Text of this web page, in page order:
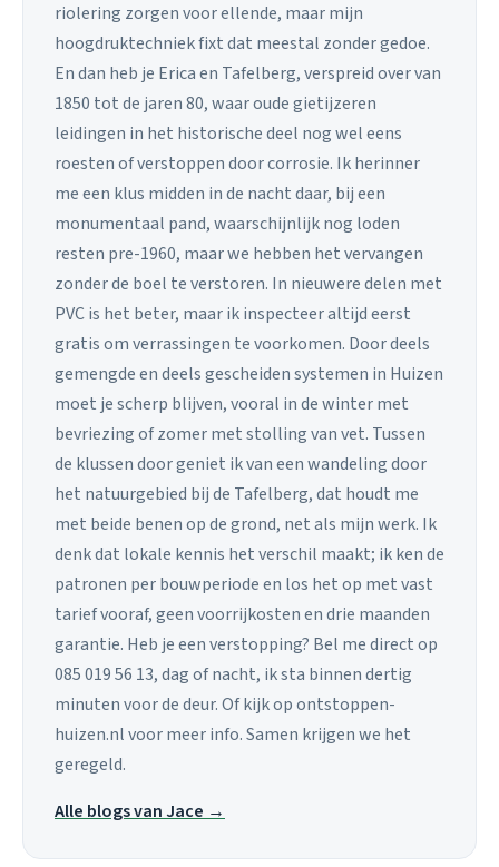
riolering zorgen voor ellende, maar mijn
hoogdruktechniek fixt dat meestal zonder gedoe.
En dan heb je Erica en Tafelberg, verspreid over van
1850 tot de jaren 80, waar oude gietijzeren
leidingen in het historische deel nog wel eens
roesten of verstoppen door corrosie. Ik herinner
me een klus midden in de nacht daar, bij een
monumentaal pand, waarschijnlijk nog loden
resten pre-1960, maar we hebben het vervangen
zonder de boel te verstoren. In nieuwere delen met
PVC is het beter, maar ik inspecteer altijd eerst
gratis om verrassingen te voorkomen. Door deels
gemengde en deels gescheiden systemen in Huizen
moet je scherp blijven, vooral in de winter met
bevriezing of zomer met stolling van vet. Tussen
de klussen door geniet ik van een wandeling door
het natuurgebied bij de Tafelberg, dat houdt me
met beide benen op de grond, net als mijn werk. Ik
denk dat lokale kennis het verschil maakt; ik ken de
patronen per bouwperiode en los het op met vast
tarief vooraf, geen voorrijkosten en drie maanden
garantie. Heb je een verstopping? Bel me direct op
085 019 56 13, dag of nacht, ik sta binnen dertig
minuten voor de deur. Of kijk op ontstoppen-
huizen.nl voor meer info. Samen krijgen we het
geregeld.
Alle blogs van Jace →